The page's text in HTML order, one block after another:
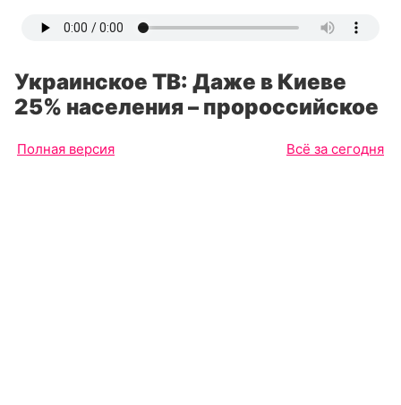
Украинское ТВ: Даже в Киеве
25% населения – пророссийское
Полная версия Всё за сегодня